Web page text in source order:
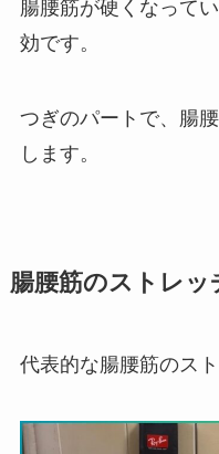
腸腰筋が硬くなって
効です。
つぎのパートで、腸
します。
腸腰筋のストレッ
代表的な腸腰筋のス